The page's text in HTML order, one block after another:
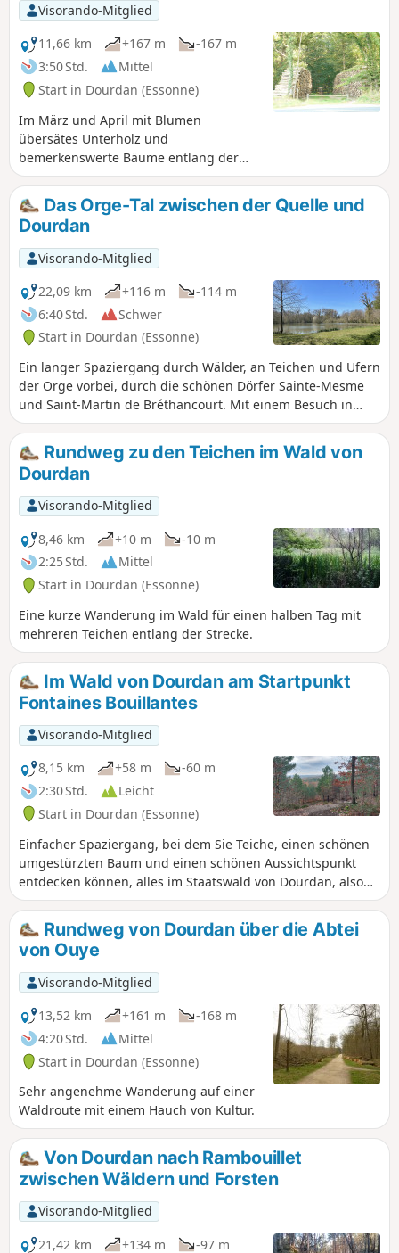
Visorando-Mitglied
11,66 km
+167 m
-167 m
3:50 Std.
Mittel
Start in Dourdan (Essonne)
Im März und April mit Blumen
übersätes Unterholz und
bemerkenswerte Bäume entlang der
gesamten Strecke.
Das Orge-Tal zwischen der Quelle und
Dourdan
Visorando-Mitglied
22,09 km
+116 m
-114 m
6:40 Std.
Schwer
Start in Dourdan (Essonne)
Ein langer Spaziergang durch Wälder, an Teichen und Ufern
der Orge vorbei, durch die schönen Dörfer Sainte-Mesme
und Saint-Martin de Bréthancourt. Mit einem Besuch in
Dourdan, das man durch Parks und Spazierwege entlang
der Orge oder der alten Befestigungsanlagen durchquert,
wobei man die Vororte und ihre Gebäude umgeht.
Rundweg zu den Teichen im Wald von
Dourdan
Visorando-Mitglied
8,46 km
+10 m
-10 m
2:25 Std.
Mittel
Start in Dourdan (Essonne)
Eine kurze Wanderung im Wald für einen halben Tag mit
mehreren Teichen entlang der Strecke.
Im Wald von Dourdan am Startpunkt
Fontaines Bouillantes
Visorando-Mitglied
8,15 km
+58 m
-60 m
2:30 Std.
Leicht
Start in Dourdan (Essonne)
Einfacher Spaziergang, bei dem Sie Teiche, einen schönen
umgestürzten Baum und einen schönen Aussichtspunkt
entdecken können, alles im Staatswald von Dourdan, also
auf einer gut beschatteten Strecke. Bei feuchtem Wetter
kann der Boden an einigen Stellen schlammig sein.
Rundweg von Dourdan über die Abtei
von Ouye
Visorando-Mitglied
13,52 km
+161 m
-168 m
4:20 Std.
Mittel
Start in Dourdan (Essonne)
Sehr angenehme Wanderung auf einer
Waldroute mit einem Hauch von Kultur.
Von Dourdan nach Rambouillet
zwischen Wäldern und Forsten
Visorando-Mitglied
21,42 km
+134 m -97 m